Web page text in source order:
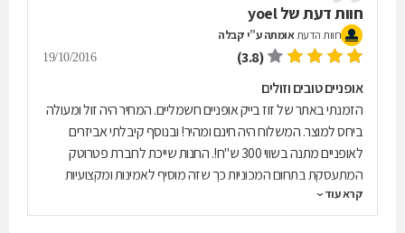
חוות דעת שלyoel
חוות הדעתאומתה ע”י קבלה
(3.8)
19/10/2016
אופניים טובים וזולים
הזמנתי באתר של זוז בייק אופניים חשמליים. המחיר היה זול ומעולה
ביחס למוצר. המשלוח היה חינם ומהיר! ובנוסף קיבלתי אביזרים
לאופניים מתנה בשווי 300 ש"ח!. החנות שייכת לחברת פטרוטק
המתעסקת בתחום המכוניות כך שזה מוסיף לאמינות ומקצועיות
החנות. יתרון גדול נוסף הוא שהסוללה של האופניים היא של סמסונג
ולא חברת סינית לא ידועה כמו ברוב האופניים, אמנם היא רק 8
קרא עוד